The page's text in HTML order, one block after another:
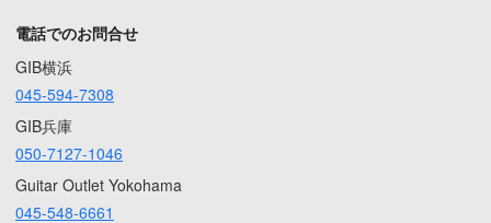
電話でのお問合せ
GIB横浜
045-594-7308
GIB兵庫
050-7127-1046
Guitar Outlet Yokohama
045-548-6661